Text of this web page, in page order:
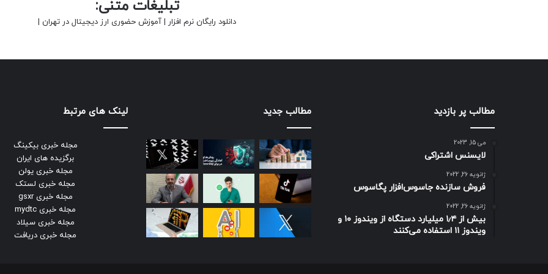
تبلیغات متنی:
دانلود رایگان نرم افزار آموزش حضوری ارز دیجیتال در تهران
مطالب پر بازدید
می 15, 2023
لایسنس اشتراکی
ژانویه 26, 2022
فروش سازنده جاسوس‌افزار پگاسوس
ژانویه 26, 2022
بیش از ۱٫۴ میلیارد دستگاه از ویندوز ۱۰ و
ویندوز ۱۱ استفاده می‌کنند
مطالب جدید لینک های مرتبط
مجله خبری بیکینگ
برگزیده های ایران
مجله خبری یولن
مجله خبری لستک
مجله خبری gsxr
مجله خبری mydtc
مجله خبری سیلاد
مجله خبری دریافت